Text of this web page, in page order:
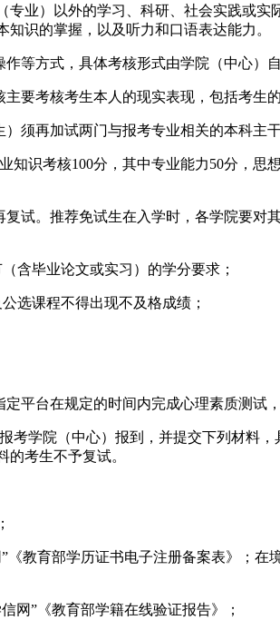
业）以外的学习、科研、社会实践或
识的掌握，以及听力和口语表达能力。
等方式，具体考核形式由学院（中心）
要考核考生本人的现实表现，包括考生
须再加试两门与报考专业相关的本科主
知识考核100分，其中专业能力50分，
试。推荐免试生在入学时，各学院要
含毕业论文或实习）的学分要求；
选课程不得出现不及格成绩；
平台在规定的时间内完成心理素质测试
考学院（中心）报到，并提交下列材料
考生不予复试。
教育部学历证书电子注册备案表》；
网”《教育部学籍在线验证报告》；